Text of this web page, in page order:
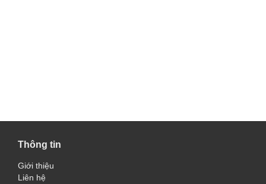
Thông tin
Giới thiệu
Liên hệ